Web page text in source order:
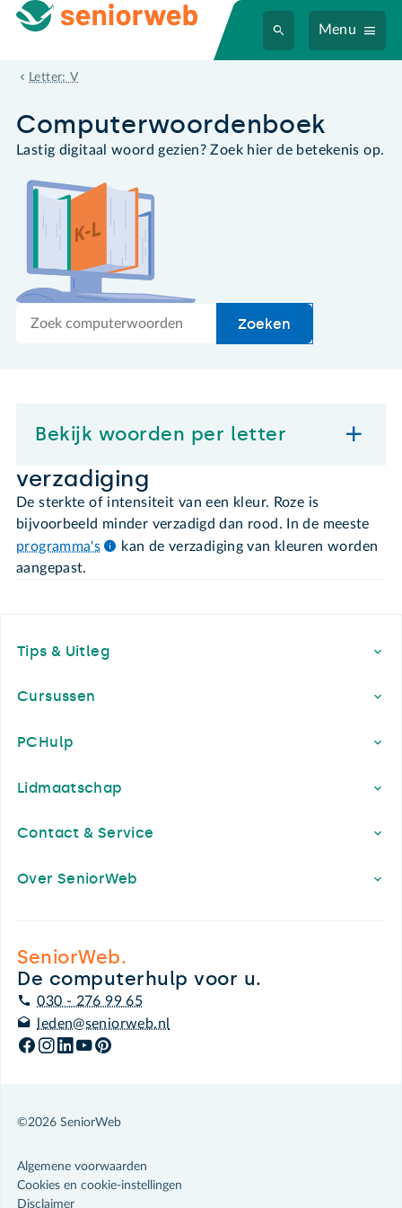
Menu
Letter: V
verzadiging
Computer­woordenboek
Lastig digitaal woord gezien? Zoek hier de betekenis op.
Zoek
Zoeken
Bekijk woorden per letter
verzadiging
De sterkte of intensiteit van een kleur. Roze is
bijvoorbeeld minder verzadigd dan rood. In de meeste
programma's
kan de verzadiging van kleuren worden
aangepast.
Tips & Uitleg
Cursussen
PCHulp
Lidmaatschap
Contact & Service
Over SeniorWeb
SeniorWeb.
De computerhulp voor u.
030 - 276 99 65
leden@seniorweb.nl
©2026 SeniorWeb
Algemene voorwaarden
Cookies en cookie-instellingen
Disclaimer